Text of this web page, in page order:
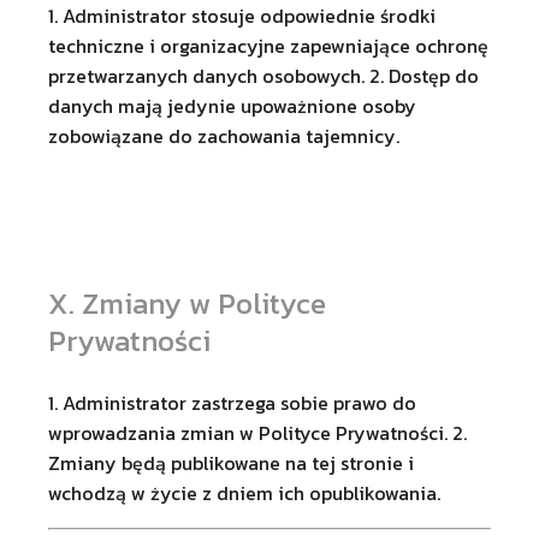
1. Administrator stosuje odpowiednie środki
techniczne i organizacyjne zapewniające ochronę
przetwarzanych danych osobowych. 2. Dostęp do
danych mają jedynie upoważnione osoby
zobowiązane do zachowania tajemnicy.
X. Zmiany w Polityce
Prywatności
1. Administrator zastrzega sobie prawo do
wprowadzania zmian w Polityce Prywatności. 2.
Zmiany będą publikowane na tej stronie i
wchodzą w życie z dniem ich opublikowania.